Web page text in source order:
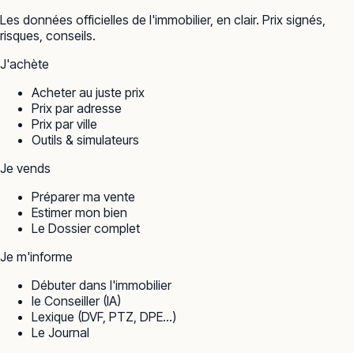
Les données officielles de l'immobilier, en clair. Prix signés,
risques, conseils.
J'achète
Acheter au juste prix
Prix par adresse
Prix par ville
Outils & simulateurs
Je vends
Préparer ma vente
Estimer mon bien
Le Dossier complet
Je m'informe
Débuter dans l'immobilier
le Conseiller (IA)
Lexique (DVF, PTZ, DPE…)
Le Journal